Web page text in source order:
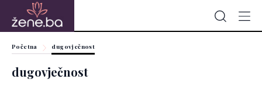
Početna dugovječnost
dugovječnost